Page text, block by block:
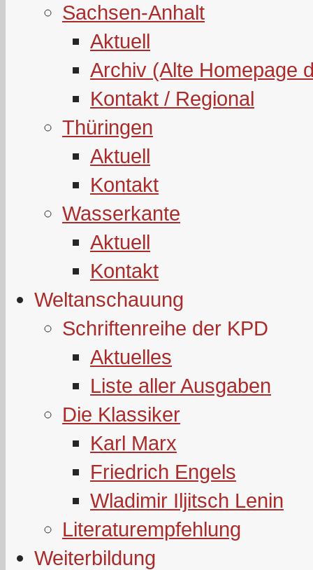
Sachsen-Anhalt
Aktuell
Archiv (Alte Homepage
Kontakt / Regional
Thüringen
Aktuell
Kontakt
Wasserkante
Aktuell
Kontakt
Weltanschauung
Schriftenreihe der KPD
Aktuelles
Liste aller Ausgaben
Die Klassiker
Karl Marx
Friedrich Engels
Wladimir Iljitsch Lenin
Literaturempfehlung
Weiterbildung